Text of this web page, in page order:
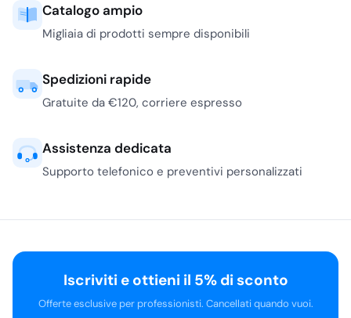
Catalogo ampio
Migliaia di prodotti sempre disponibili
Spedizioni rapide
Gratuite da €120, corriere espresso
Assistenza dedicata
Supporto telefonico e preventivi personalizzati
Iscriviti e ottieni il 5% di sconto
Offerte esclusive per professionisti. Cancellati quando vuoi.